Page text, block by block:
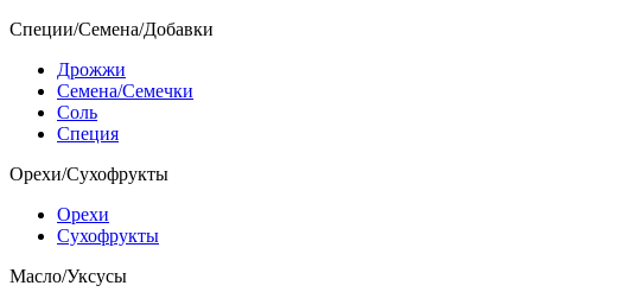
Специи/Семена/Добавки
Дрожжи
Семена/Семечки
Соль
Специя
Орехи/Сухофрукты
Орехи
Сухофрукты
Масло/Уксусы